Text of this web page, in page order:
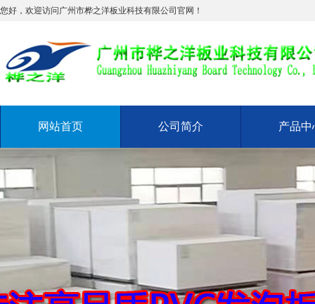
您好，欢迎访问广州市桦之洋板业科技有限公司官网！
网站首页 公司简介 产品中